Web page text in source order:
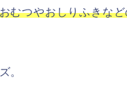
おむつやおしりふきな
。